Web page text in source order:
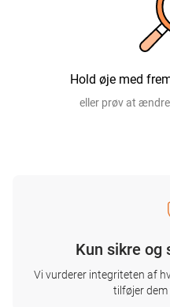
Hold øje med
eller prøv at
Kun sikre og
Vi vurderer integriteten af
tilføjer dem